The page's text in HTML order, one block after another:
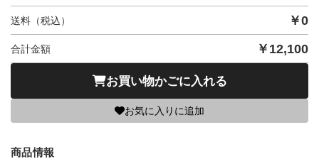
送料（税込） ￥0
合計金額 ￥ 12,100
お買い物かごに入れる
お気に入りに追加
商品情報